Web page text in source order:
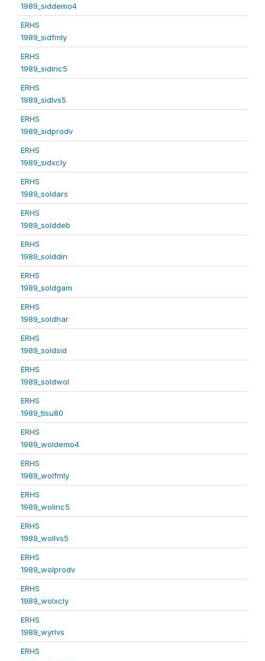
1989_siddemo4
ERHS
1989_sidfmly
ERHS
1989_sidinc5
ERHS
1989_sidlvs5
ERHS
1989_sidprodv
ERHS
1989_sidxcly
ERHS
1989_soldars
ERHS
1989_solddeb
ERHS
1989_solddin
ERHS
1989_soldgam
ERHS
1989_soldhar
ERHS
1989_soldsid
ERHS
1989_soldwol
ERHS
1989_tlsu80
ERHS
1989_woldemo4
ERHS
1989_wolfmly
ERHS
1989_wolinc5
ERHS
1989_wollvs5
ERHS
1989_wolprodv
ERHS
1989_wolxcly
ERHS
1989_wyrlvs
ERHS